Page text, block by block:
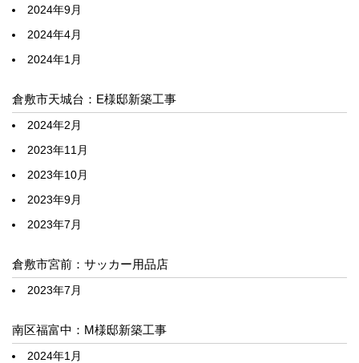
2024年9月
2024年4月
2024年1月
倉敷市天城台：E様邸新築工事
2024年2月
2023年11月
2023年10月
2023年9月
2023年7月
倉敷市宮前：サッカー用品店
2023年7月
南区福富中：M様邸新築工事
2024年1月